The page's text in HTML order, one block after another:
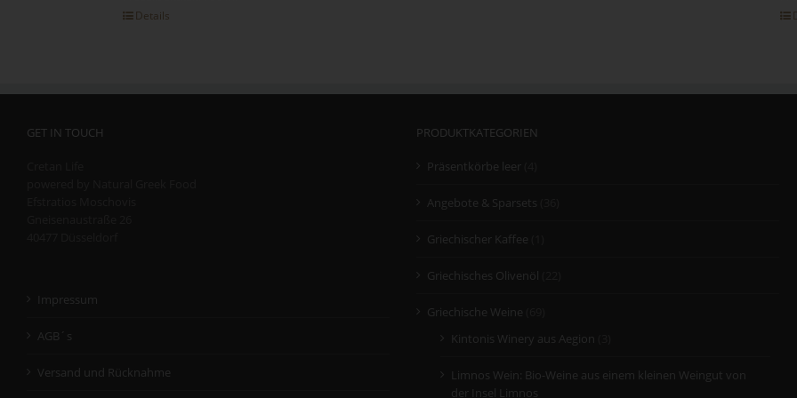
Details
GET IN TOUCH
Impressum
AGB´s
Versand und Rücknahme
PRODUKTKATEGORIEN
Präsentkörbe leer
Angebote & Sparsets
Griechischer Kaffee
Griechisches Olivenöl
Griechische Weine
Kintonis Winery aus Aegion
Limnos Wein: Bio-Weine aus einem kleinen Weingut von
der Insel Limnos